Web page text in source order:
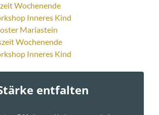
Wochenende
Inneres Kind
Mariastein
Wochenende
Inneres Kind
entfalten